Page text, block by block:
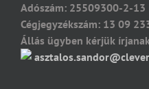
Adószám: 25509300-2-13
Cégjegyzékszám: 13 09
Állás ügyben kérjük